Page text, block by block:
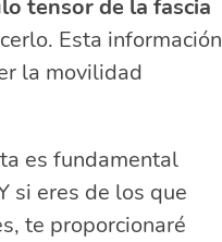
lata
tensor de la fascia
Esta información
la movilidad
es fundamental
si eres de los que
te proporcionaré